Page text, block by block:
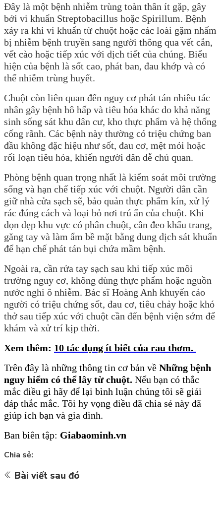
Đây là một bệnh nhiễm trùng toàn thân ít gặp, gây
bởi vi khuẩn Streptobacillus hoặc Spirillum. Bệnh
xảy ra khi vi khuẩn từ chuột hoặc các loài gặm nhấm
bị nhiễm bệnh truyền sang người thông qua vết cắn,
vết cào hoặc tiếp xúc với dịch tiết của chúng. Biểu
hiện của bệnh là sốt cao, phát ban, đau khớp và có
thể nhiễm trùng huyết.
Chuột còn liên quan đến nguy cơ phát tán nhiều tác
nhân gây bệnh hô hấp và tiêu hóa khác do khả năng
sinh sống sát khu dân cư, kho thực phẩm và hệ thống
cống rãnh. Các bệnh này thường có triệu chứng ban
đầu không đặc hiệu như sốt, đau cơ, mệt mỏi hoặc
rối loạn tiêu hóa, khiến người dân dễ chủ quan.
Phòng bệnh quan trọng nhất là kiểm soát môi trường
sống và hạn chế tiếp xúc với chuột. Người dân cần
giữ nhà cửa sạch sẽ, bảo quản thực phẩm kín, xử lý
rác đúng cách và loại bỏ nơi trú ẩn của chuột. Khi
dọn dẹp khu vực có phân chuột, cần đeo khẩu trang,
găng tay và làm ẩm bề mặt bằng dung dịch sát khuẩn
để hạn chế phát tán bụi chứa mầm bệnh.
Ngoài ra, cần rửa tay sạch sau khi tiếp xúc môi
trường nguy cơ, không dùng thực phẩm hoặc nguồn
nước nghi ô nhiễm. Bác sĩ Hoàng Anh khuyến cáo
người có triệu chứng sốt, đau cơ, tiêu chảy hoặc khó
thở sau tiếp xúc với chuột cần đến bệnh viện sớm để
khám và xử trí kịp thời.
Xem thêm: 10 tác dụng ít biết của rau thơm.
Trên đây là những thông tin cơ bản về Những bệnh
nguy hiểm có thể lây từ chuột. Nếu bạn có thắc
mắc điều gì hãy để lại bình luận chúng tôi sẽ giải
đáp thắc mắc. Tôi hy vọng điều đã chia sẻ này đã
giúp ích bạn và gia đình.
Ban biên tập: Giabaominh.vn
Chia sẻ:
Bài viết sau đó